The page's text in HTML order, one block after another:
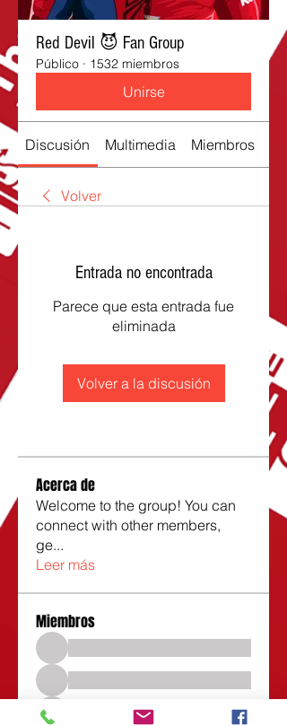
Red Devil 😈 Fan Group
Público · 1532 miembros
Unirse
Discusión Multimedia Miembros
Volver
Entrada no encontrada
Parece que esta entrada fue
eliminada
Volver a la discusión
Acerca de
Welcome to the group! You can
connect with other members,
ge...
Leer más
Miembros